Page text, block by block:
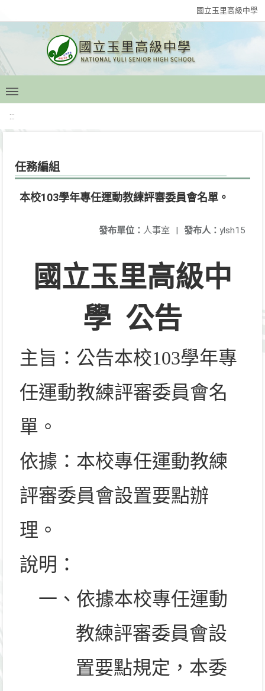
國立玉里高級中學
:::
任務編組
本校103學年專任運動教練評審委員會名單。
發布人： ylsh15
發布單位： 人事室 |
國立玉里高級中
學 公告
主旨：公告本校103學年專
任運動教練評審委員會名
單。
依據：本校專任運動教練
評審委員會設置要點辦
理。
說明：
一、依據本校專任運動
教練評審委員會設
置要點規定，本委